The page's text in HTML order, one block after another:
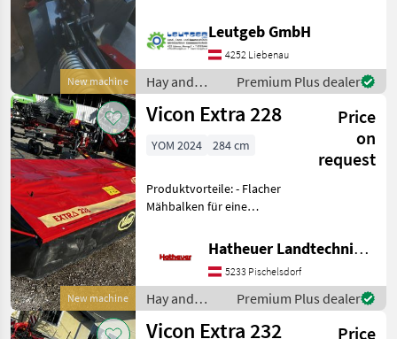
New machine
pro Mähscheibe Stützfuß
Antrieb 540U/min
Gelenkwelle mit Freilauf
und Rutschkupplung.
Gegen Aufpr
Leutgeb GmbH
4252 Liebenau
Hay and
forage
equipment /
Premium Plus dealer
New machine
Vicon Extra 228
Price
on
request
YOM 2024 284 cm
Produktvorteile: - Flacher
Mähbalken für eine
- Einzigartig: 2, 84m
Arbeitsbreite mit acht
Mähscheiben -
Grundsätzlich gegenläufige
Mähsc
Hatheuer Landtechnik GmbH & Co.KG.
5233 Pischelsdorf
Hay and
forage
equipment /
Premium Plus dealer
Vicon Extra 232
Price